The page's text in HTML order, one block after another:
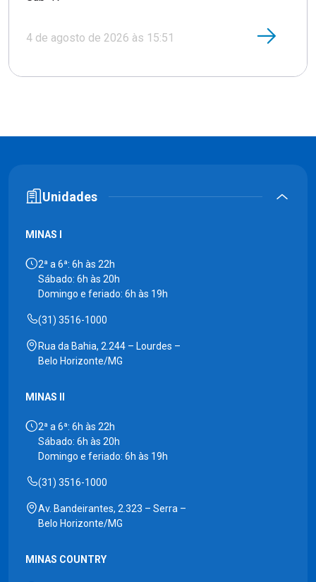
4 de agosto de 2026 às 15:51
Unidades
MINAS I
2ª a 6ª: 6h às 22h
Sábado: 6h às 20h
Domingo e feriado: 6h às 19h
(31) 3516-1000
Rua da Bahia, 2.244 – Lourdes –
Belo Horizonte/MG
MINAS II
2ª a 6ª: 6h às 22h
Sábado: 6h às 20h
Domingo e feriado: 6h às 19h
(31) 3516-1000
Av. Bandeirantes, 2.323 – Serra –
Belo Horizonte/MG
MINAS COUNTRY